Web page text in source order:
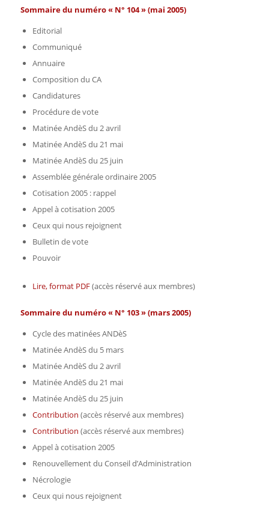
Sommaire du numéro « N° 104 » (mai 2005)
Editorial
Communiqué
Annuaire
Composition du CA
Candidatures
Procédure de vote
Matinée AndèS du 2 avril
Matinée AndèS du 21 mai
Matinée AndèS du 25 juin
Assemblée générale ordinaire 2005
Cotisation 2005 : rappel
Appel à cotisation 2005
Ceux qui nous rejoignent
Bulletin de vote
Pouvoir
Lire, format PDF(accès réservé aux membres)
Sommaire du numéro « N° 103 » (mars 2005)
Cycle des matinées ANDèS
Matinée AndèS du 5 mars
Matinée AndèS du 2 avril
Matinée AndèS du 21 mai
Matinée AndèS du 25 juin
Contribution (accès réservé aux membres)
Contribution (accès réservé aux membres)
Appel à cotisation 2005
Renouvellement du Conseil d’Administration
Nécrologie
Ceux qui nous rejoignent